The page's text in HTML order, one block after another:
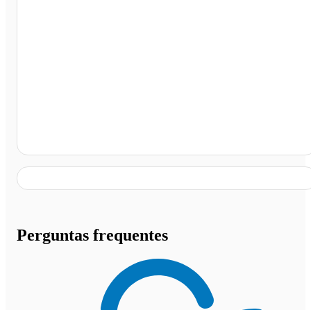
Perguntas frequentes